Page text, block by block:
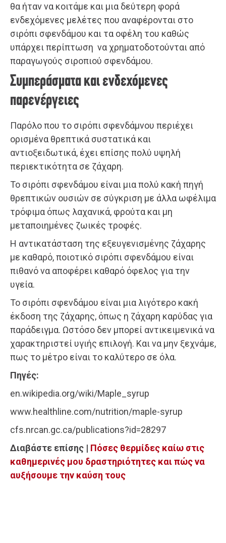
θα ήταν να κοιτάμε και μια δεύτερη φορά
ενδεχόμενες μελέτες που αναφέρονται στο
σιρόπι σφενδάμου και τα οφέλη του καθώς
υπάρχει περίπτωση να χρηματοδοτούνται από
παραγωγούς σιροπιού σφενδάμου.
Συμπεράσματα και ενδεχόμενες
παρενέργειες
Παρόλο που το σιρόπι σφενδάμνου περιέχει
ορισμένα θρεπτικά συστατικά και
αντιοξειδωτικά, έχει επίσης πολύ υψηλή
περιεκτικότητα σε ζάχαρη.
Το σιρόπι σφενδάμου είναι μια πολύ κακή πηγή
θρεπτικών ουσιών σε σύγκριση με άλλα ωφέλιμα
τρόφιμα όπως λαχανικά, φρούτα και μη
μεταποιημένες ζωικές τροφές.
Η αντικατάσταση της εξευγενισμένης ζάχαρης
με καθαρό, ποιοτικό σιρόπι σφενδάμου είναι
πιθανό να αποφέρει καθαρό όφελος για την
υγεία.
Το σιρόπι σφενδάμου είναι μια λιγότερο κακή
έκδοση της ζάχαρης, όπως η ζάχαρη καρύδας για
παράδειγμα. Ωστόσο δεν μπορεί αντικειμενικά να
χαρακτηριστεί υγιής επιλογή. Και να μην ξεχνάμε,
πως το μέτρο είναι το καλύτερο σε όλα.
Πηγές:
en.wikipedia.org/wiki/Maple_syrup
www.healthline.com/nutrition/maple-syrup
cfs.nrcan.gc.ca/publications?id=28297
Διαβάστε επίσης | Πόσες θερμίδες καίω στις
καθημερινές μου δραστηριότητες και πώς να
αυξήσουμε την καύση τους